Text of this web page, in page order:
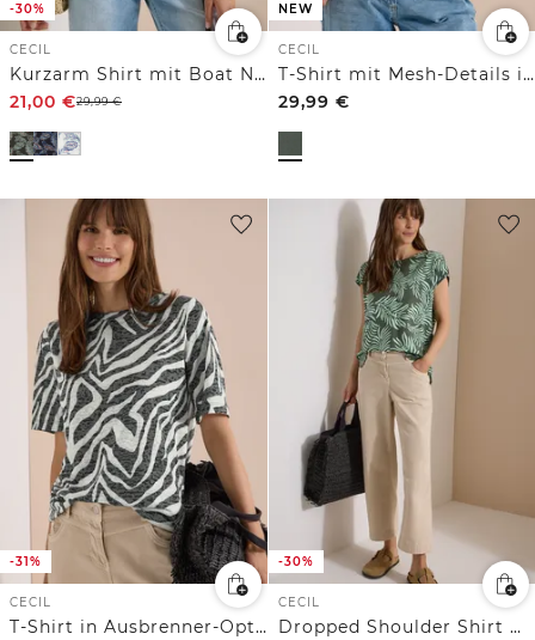
-30%
CECIL
Kurzarm Shirt mit Boat Neck und Raffung
21,00 €29,99€
NEW
CECIL
T-Shirt mit Mesh-Details im Leo-Look
29,99 €
-31%
CECIL
T-Shirt in Ausbrenner-Optik
-30%
CECIL
Dropped Shoulder Shirt mit Print